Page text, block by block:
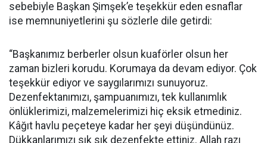
sebebiyle Başkan Şimşek’e teşekkür eden esnaflar
ise memnuniyetlerini şu sözlerle dile getirdi:
“Başkanımız berberler olsun kuaförler olsun her
zaman bizleri korudu. Korumaya da devam ediyor. Çok
teşekkür ediyor ve saygılarımızı sunuyoruz.
Dezenfektanımızı, şampuanımızı, tek kullanımlık
önlüklerimizi, malzemelerimizi hiç eksik etmediniz.
Kâğıt havlu peçeteye kadar her şeyi düşündünüz.
Dükkanlarımızı sık sık dezenfekte ettiniz. Allah razı